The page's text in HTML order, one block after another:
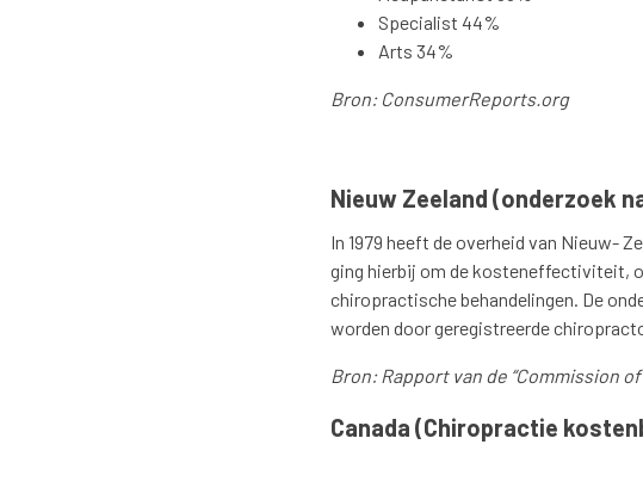
Specialist 44%
Arts 34%
Bron: ConsumerReports.org
Nieuw Zeeland (onderzoek
In 1979 heeft de overheid van Nieuw-
ging hierbij om de kosteneffectiviteit,
chiropractische behandelingen. De
worden door geregistreerde
Bron: Rapport van de “Commission of
Canada (Chiropractie